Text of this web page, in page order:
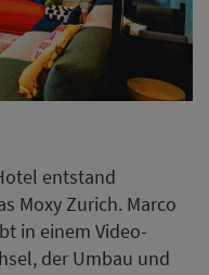
entstand
Moxy Zurich. Marco
in einem Video-
der Umbau und